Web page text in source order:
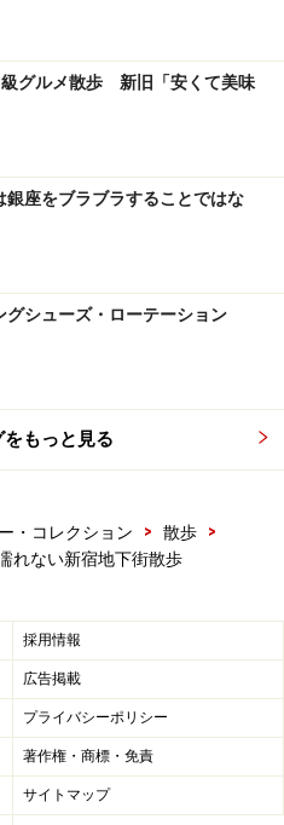
新宿中村屋ビル3階
時40分）
日の場合は翌日休館）1月1
歩きながら食べたという記
食べ歩きに適したものがあ
は、メトロ食堂街のヒロタ
でピックアップしたがラム
メトロ店
いうM美さん。あ、あった
春水堂(チュンスイタン)。
級グルメ散歩 新旧「安くて美味
銀座をブラブラすることではな
グシューズ・ローテーション
もっと見る
・コレクション > 散歩
>
れない新宿地下街散歩
採用情報
広告掲載
プライバシーポリシー
著作権・商標・免責
サイトマップ